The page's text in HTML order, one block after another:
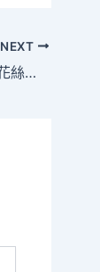
NEXT
塞上春來風S包養app景異 賞花絲路游人醉